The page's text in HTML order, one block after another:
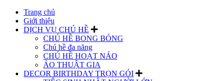
Trang chủ
Giới thiệu
DỊCH VỤ CHÚ HỀ
CHÚ HỀ BONG BÓNG
Chú hề đa năng
CHÚ HỀ HOẠT NÁO
ẢO THUẬT GIA
DECOR BIRTHDAY TRỌN GÓI